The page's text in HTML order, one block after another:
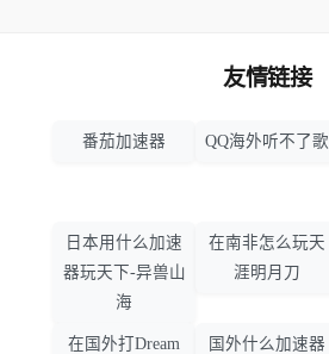
友情链接
番茄加速器 QQ海外听不了歌
日本用什么加速
器玩天下-异兽山
海
在南非怎么玩天
涯明月刀
在国外打Dream 国外什么加速器